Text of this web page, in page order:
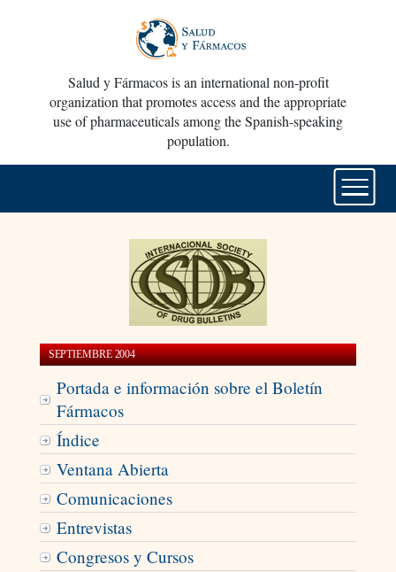
Salud y Fármacos is an international non-profit
organization that promotes access and the appropriate
use of pharmaceuticals among the Spanish-speaking
population.
SEPTIEMBRE 2004
Portada e información sobre el Boletín
Fármacos
Índice
Ventana Abierta
Comunicaciones
Entrevistas
Congresos y Cursos